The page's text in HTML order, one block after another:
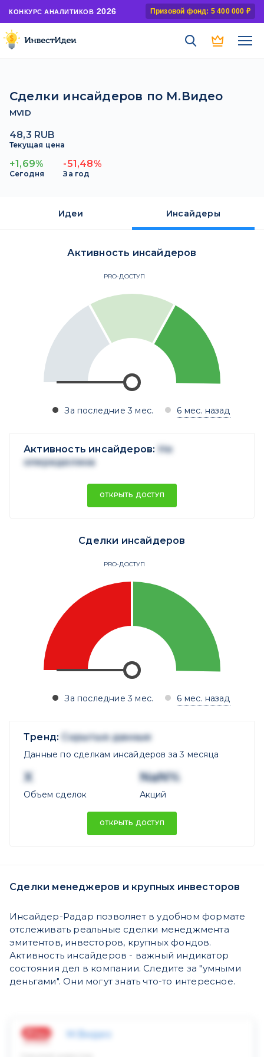
КОНКУРС АНАЛИТИКОВ 2026 Призовой фонд: 5 400 000 ₽
Сделки инсайдеров по М.Видео
MVID
48,3 RUB
Текущая цена
+1,69%
Сегодня
-51,48%
За год
Идеи Инсайдеры
Активность инсайдеров
PRO-ДОСТУП
За последние 3 мес. 6 мес. назад
Активность инсайдеров: Не
опеределена
ОТКРЫТЬ ДОСТУП
Сделки инсайдеров
PRO-ДОСТУП
За последние 3 мес. 6 мес. назад
Тренд: Скрытые данные
Данные по сделкам инсайдеров за 3 месяца
X
Объем сделок
NaN%
Акций
ОТКРЫТЬ ДОСТУП
Сделки менеджеров и крупных инвесторов
Инсайдер-Радар позволяет в удобном формате
отслеживать реальные сделки менеджмента
эмитентов, инвесторов, крупных фондов.
Активность инсайдеров - важный индикатор
состояния дел в компании. Следите за "умными
деньгами". Они могут знать что-то интересное.
М.Видео